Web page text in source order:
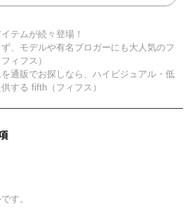
テムが続々登場！
、モデルや有名ブロガーにも大人気のフ
ィフス）
通販でお探しなら、ハイビジュアル・低
する fifth（フィフス）
す。